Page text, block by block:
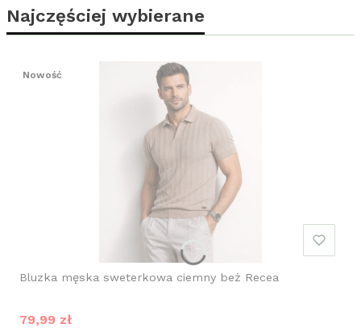
Najczęściej wybierane
Nowość
Bluzka męska sweterkowa ciemny beż Recea
Cena promocyjna
79,99 zł